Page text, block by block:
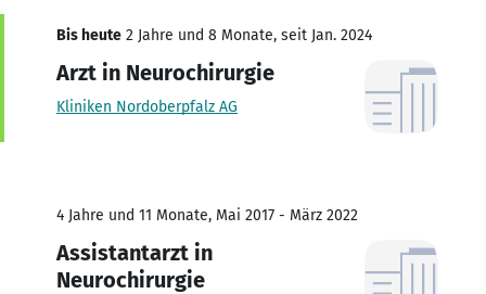
Bis heute 2 Jahre und 8 Monate, seit Jan. 2024
Arzt in Neurochirurgie
Kliniken Nordoberpfalz AG
4 Jahre und 11 Monate, Mai 2017 - März 2022
Assistantarzt in
Neurochirurgie